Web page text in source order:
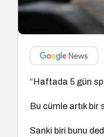
“Haftada 5 gün
Bu cümle artık bir
Sanki biri bunu